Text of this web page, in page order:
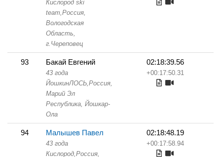
Кислород ski
team,Россия,
Вологодская
Область,
г.Череповец
93 Бакай Евгений
43 года
ЙошкинЛОСЬ,Россия,
Марий Эл
Республика, Йошкар-
Ола
02:18:39.56
+00:17:50.31
94 Малышев Павел
43 года
Кислород,Россия,
02:18:48.19
+00:17:58.94